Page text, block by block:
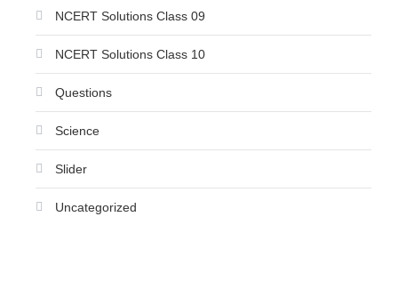
NCERT Solutions Class 09
NCERT Solutions Class 10
Questions
Science
Slider
Uncategorized